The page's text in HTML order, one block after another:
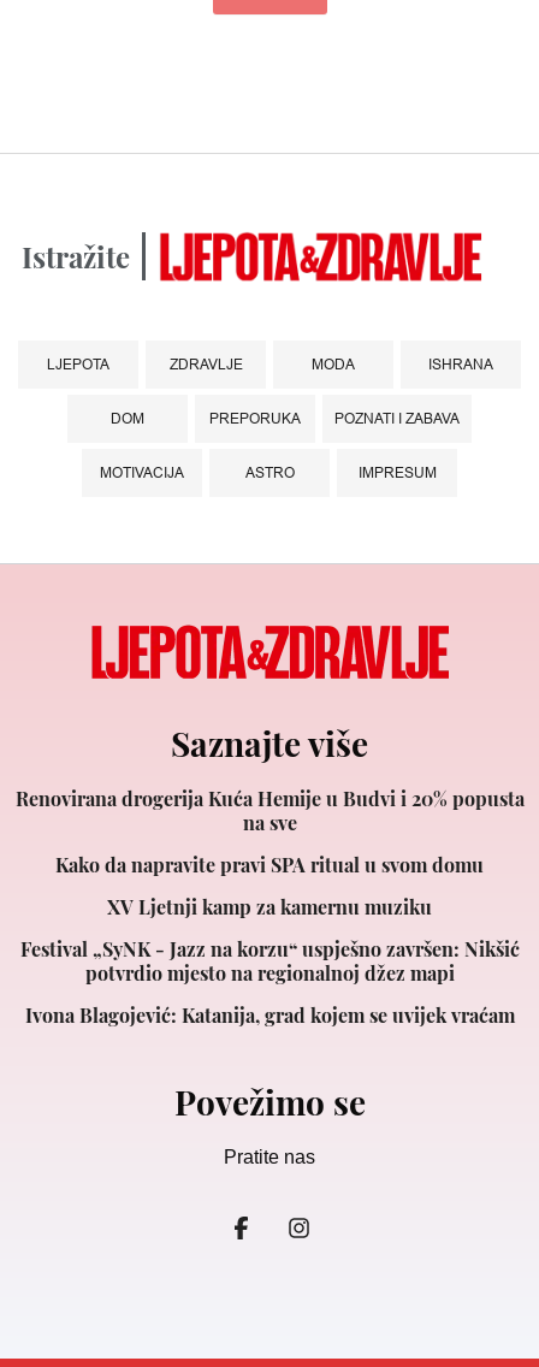
Istražite
LJEPOTA ZDRAVLJE MODA ISHRANA
DOM PREPORUKA POZNATI I ZABAVA
MOTIVACIJA ASTRO IMPRESUM
Saznajte više
Renovirana drogerija Kuća Hemije u Budvi i 20% popusta
na sve
Kako da napravite pravi SPA ritual u svom domu
XV Ljetnji kamp za kamernu muziku
Festival „SyNK - Jazz na korzu“ uspješno završen: Nikšić
potvrdio mjesto na regionalnoj džez mapi
Ivona Blagojević: Katanija, grad kojem se uvijek vraćam
Povežimo se
Pratite nas